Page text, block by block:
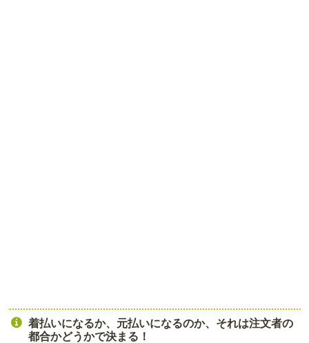
着払いになるか、元払いになるのか、それは注文者の
都合かどうかで決まる！